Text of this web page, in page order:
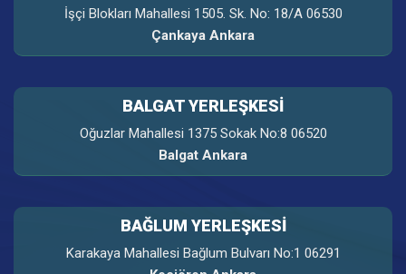
İşçi Blokları Mahallesi 1505. Sk. No: 18/A 06530
Çankaya Ankara
BALGAT YERLEŞKESİ
Oğuzlar Mahallesi 1375 Sokak No:8 06520
Balgat Ankara
BAĞLUM YERLEŞKESİ
Karakaya Mahallesi Bağlum Bulvarı No:1 06291